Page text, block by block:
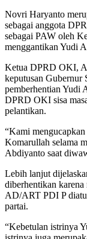
Novri Haryanto
sebagai anggota
sebagai PAW oleh
menggantikan Yudi
Ketua DPRD OKI,
keputusan Gubernur
pemberhentian Yudi
DPRD OKI sisa
pelantikan.
“Kami
Komarullah selama
Abdiyanto saat
Lebih lanjut
diberhentikan
AD/ART PDI P
partai.
“Kebetulan istrinya